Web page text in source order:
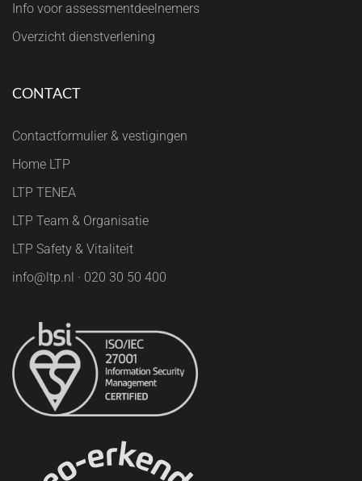
Info voor assessmentdeelnemers
Overzicht dienstverlening
CONTACT
Contactformulier & vestigingen
Home LTP
LTP TENEA
LTP Team & Organisatie
LTP Safety & Vitaliteit
info@ltp.nl · 020 30 50 400